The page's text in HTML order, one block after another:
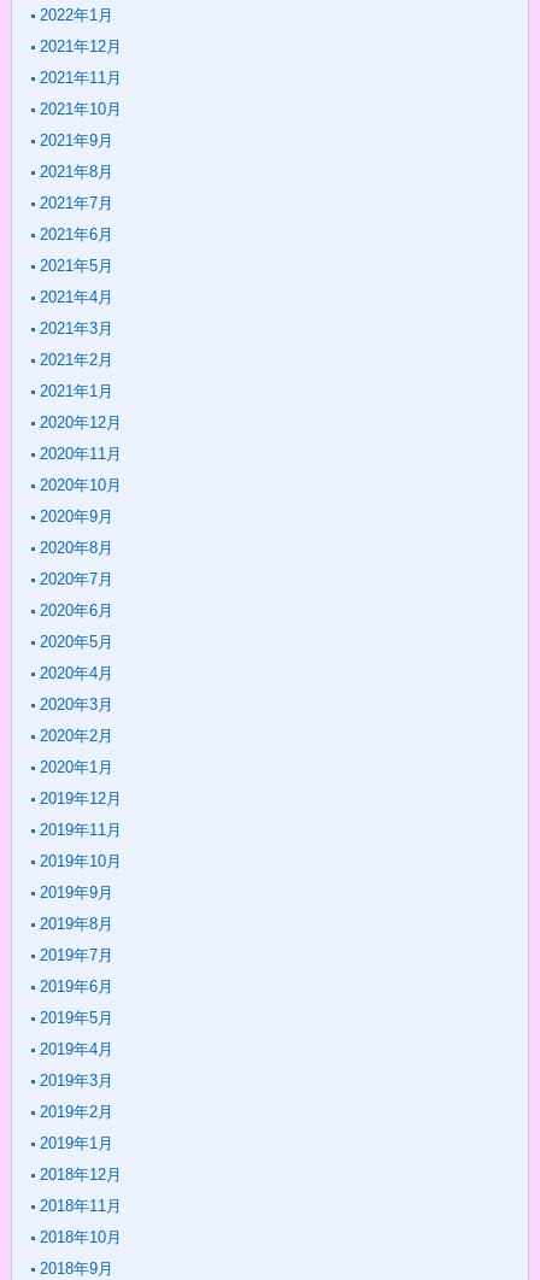
2022年1月
2021年12月
2021年11月
2021年10月
2021年9月
2021年8月
2021年7月
2021年6月
2021年5月
2021年4月
2021年3月
2021年2月
2021年1月
2020年12月
2020年11月
2020年10月
2020年9月
2020年8月
2020年7月
2020年6月
2020年5月
2020年4月
2020年3月
2020年2月
2020年1月
2019年12月
2019年11月
2019年10月
2019年9月
2019年8月
2019年7月
2019年6月
2019年5月
2019年4月
2019年3月
2019年2月
2019年1月
2018年12月
2018年11月
2018年10月
2018年9月